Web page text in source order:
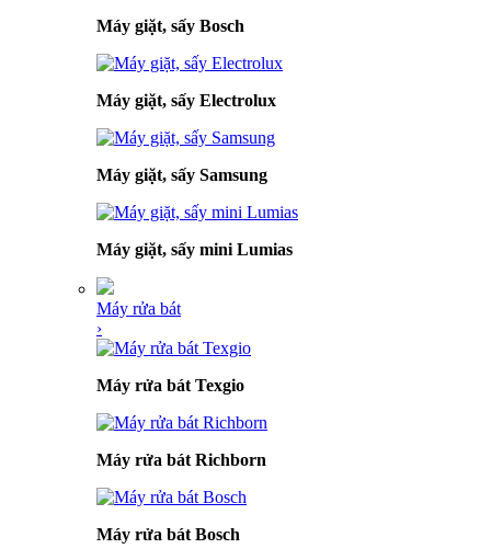
Máy giặt, sấy Bosch
Máy giặt, sấy Electrolux
Máy giặt, sấy Samsung
Máy giặt, sấy mini Lumias
Máy rửa bát
›
Máy rửa bát Texgio
Máy rửa bát Richborn
Máy rửa bát Bosch